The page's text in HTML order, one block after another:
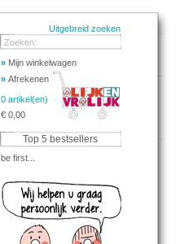
Uitgebreid zoeken
Zoeken:
» Mijn winkelwagen
» Afrekenen
0 artikel(en)
€ 0,00
Top 5 bestsellers
be first...